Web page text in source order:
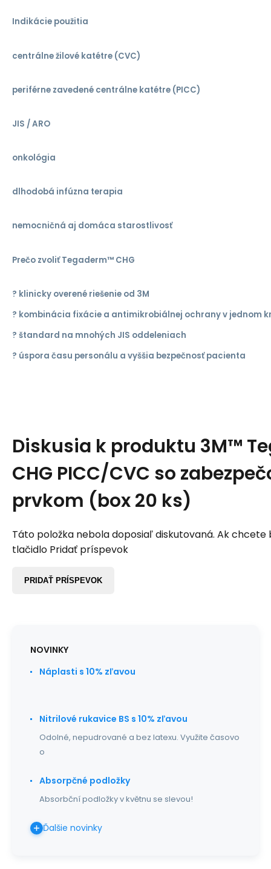
Indikácie použitia
centrálne žilové katétre (CVC)
periférne zavedené centrálne katétre (PICC)
JIS / ARO
onkológia
dlhodobá infúzna terapia
nemocničná aj domáca starostlivosť
Prečo zvoliť Tegaderm™ CHG
? klinicky overené riešenie od 3M
? kombinácia fixácie a antimikrobiálnej ochrany v jednom
? štandard na mnohých JIS oddeleniach
? úspora času personálu a vyššia bezpečnosť pacienta
Diskusia k produktu 3M™
CHG PICC/CVC so
prvkom (box 20 ks)
Táto položka nebola doposiaľ diskutovaná. Ak chcete
tlačidlo Pridať príspevok
PRIDAŤ PRÍSPEVOK
NOVINKY
Náplasti s 10% zľavou
Nitrilové rukavice BS s 10% zľavou
Odolné, nepudrované a bez latexu. Využite časovo
o
Absorpčné podložky
Absorbční podložky v květnu se slevou!
Ďalšie novinky